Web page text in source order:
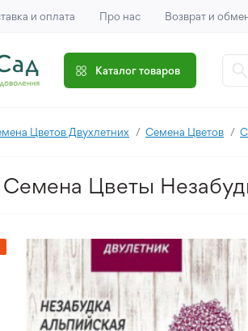
и оплата Про нас Возврат и
Каталог товаров
Цветов Двухлетних Семена Цветов
Семена Цветы